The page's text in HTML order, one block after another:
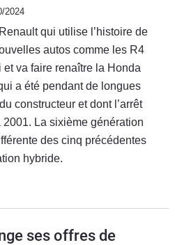
2024
qui utilise l’histoire de
autos comme les R4
et va faire renaître la Honda
a été pendant de longues
constructeur et dont l’arrêt
La sixième génération
des cinq précédentes
hybride.
ses offres de